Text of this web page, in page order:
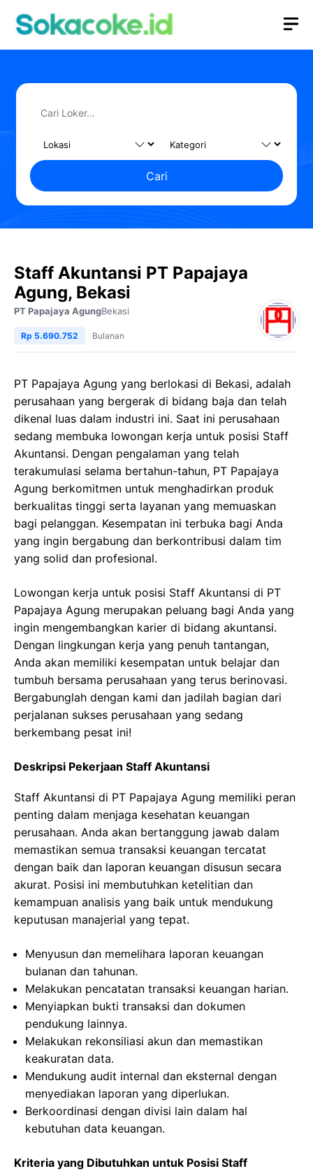
Cari
Staff Akuntansi PT Papajaya
Agung, Bekasi
PT Papajaya AgungBekasi
Rp 5.690.752 Bulanan
PT Papajaya Agung yang berlokasi di Bekasi, adalah
perusahaan yang bergerak di bidang baja dan telah
dikenal luas dalam industri ini. Saat ini perusahaan
sedang membuka lowongan kerja untuk posisi Staff
Akuntansi. Dengan pengalaman yang telah
terakumulasi selama bertahun-tahun, PT Papajaya
Agung berkomitmen untuk menghadirkan produk
berkualitas tinggi serta layanan yang memuaskan
bagi pelanggan. Kesempatan ini terbuka bagi Anda
yang ingin bergabung dan berkontribusi dalam tim
yang solid dan profesional.
Lowongan kerja untuk posisi Staff Akuntansi di PT
Papajaya Agung merupakan peluang bagi Anda yang
ingin mengembangkan karier di bidang akuntansi.
Dengan lingkungan kerja yang penuh tantangan,
Anda akan memiliki kesempatan untuk belajar dan
tumbuh bersama perusahaan yang terus berinovasi.
Bergabunglah dengan kami dan jadilah bagian dari
perjalanan sukses perusahaan yang sedang
berkembang pesat ini!
Deskripsi Pekerjaan Staff Akuntansi
Staff Akuntansi di PT Papajaya Agung memiliki peran
penting dalam menjaga kesehatan keuangan
perusahaan. Anda akan bertanggung jawab dalam
memastikan semua transaksi keuangan tercatat
dengan baik dan laporan keuangan disusun secara
akurat. Posisi ini membutuhkan ketelitian dan
kemampuan analisis yang baik untuk mendukung
keputusan manajerial yang tepat.
Menyusun dan memelihara laporan keuangan
bulanan dan tahunan.
Melakukan pencatatan transaksi keuangan harian.
Menyiapkan bukti transaksi dan dokumen
pendukung lainnya.
Melakukan rekonsiliasi akun dan memastikan
keakuratan data.
Mendukung audit internal dan eksternal dengan
menyediakan laporan yang diperlukan.
Berkoordinasi dengan divisi lain dalam hal
kebutuhan data keuangan.
Kriteria yang Dibutuhkan untuk Posisi Staff